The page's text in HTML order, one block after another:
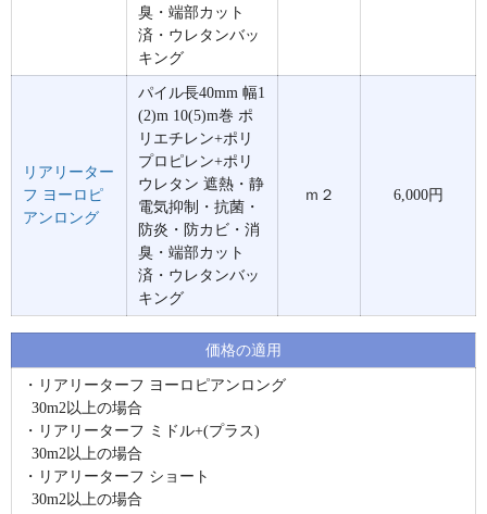
臭・端部カット
済・ウレタンバッ
キング
リアリーター
フ ヨーロピ
アンロング
パイル長40mm 幅1
(2)m 10(5)m巻 ポ
リエチレン+ポリ
プロピレン+ポリ
ウレタン 遮熱・静
電気抑制・抗菌・
防炎・防カビ・消
臭・端部カット
済・ウレタンバッ
キング
ｍ２ 6,000円
価格の適用
・リアリーターフ ヨーロピアンロング
30m2以上の場合
・リアリーターフ ミドル+(プラス)
30m2以上の場合
・リアリーターフ ショート
30m2以上の場合